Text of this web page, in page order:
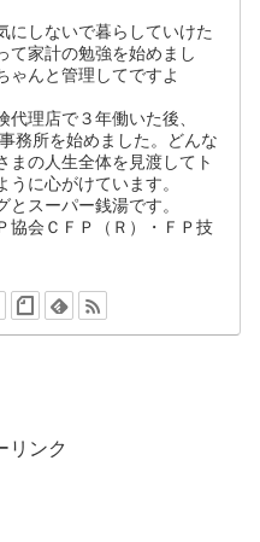
にしないで暮らしていけた
て家計の勉強を始めまし
ゃんと管理してですよ
代理店で３年働いた後、
務所を始めました。どんな
まの人生全体を見渡してト
うに心がけています。
とスーパー銭湯です。
協会ＣＦＰ（Ｒ）・ＦＰ技
リンク